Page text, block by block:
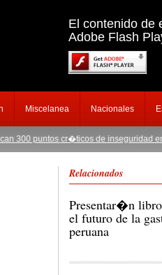
El contenido de
Adobe Flash
Miscelanea Nacionales
cr�ticos de inseguridad en
Relacionados
Presentar�n
el futuro de la
peruana